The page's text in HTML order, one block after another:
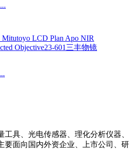
具、光电传感器、理化分析仪器、
要面向国内外资企业、上市公司、研